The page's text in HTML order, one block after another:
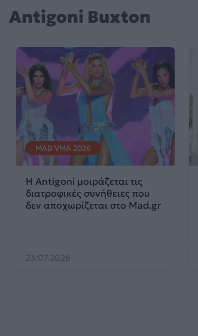
Antigoni Buxton
MAD VMA 2026
Η Antigoni μοιράζεται τις
διατροφικές συνήθειες που
δεν αποχωρίζεται στο Mad.gr
23.07.2026